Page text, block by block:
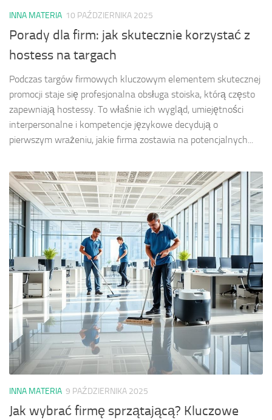
INNA MATERIA 10 PAŹDZIERNIKA 2025
Porady dla firm: jak skutecznie korzystać z
hostess na targach
Podczas targów firmowych kluczowym elementem skutecznej
promocji staje się profesjonalna obsługa stoiska, którą często
zapewniają hostessy. To właśnie ich wygląd, umiejętności
interpersonalne i kompetencje językowe decydują o
pierwszym wrażeniu, jakie firma zostawia na potencjalnych...
INNA MATERIA 9 PAŹDZIERNIKA 2025
Jak wybrać firmę sprzątającą? Kluczowe